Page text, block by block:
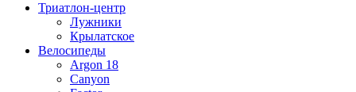
Триатлон-центр
Лужники
Крылатское
Велосипеды
Argon 18
Canyon